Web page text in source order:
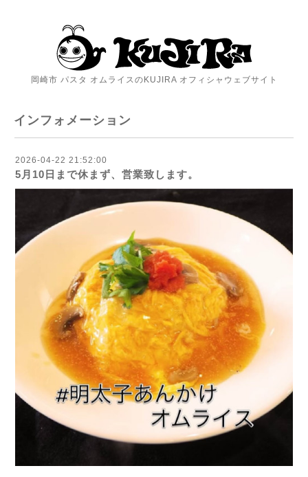
岡崎市 パスタ オムライスのKUJIRA オフィシャウェブサイト
インフォメーション
2026-04-22 21:52:00
5月10日まで休まず、営業致します。